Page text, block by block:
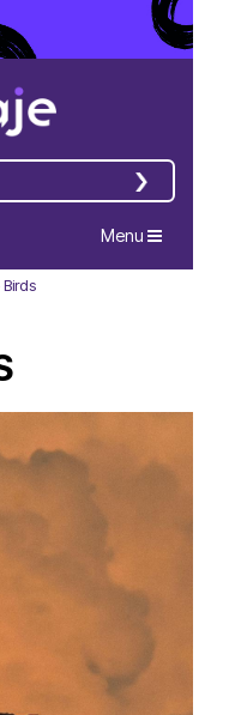
Navigation
Menu